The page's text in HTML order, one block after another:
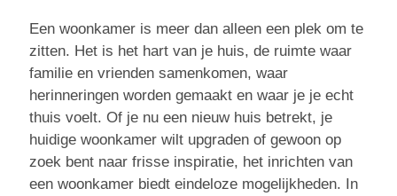
Een woonkamer is meer dan alleen een plek om te
zitten. Het is het hart van je huis, de ruimte waar
familie en vrienden samenkomen, waar
herinneringen worden gemaakt en waar je je echt
thuis voelt. Of je nu een nieuw huis betrekt, je
huidige woonkamer wilt upgraden of gewoon op
zoek bent naar frisse inspiratie, het inrichten van
een woonkamer biedt eindeloze mogelijkheden. In